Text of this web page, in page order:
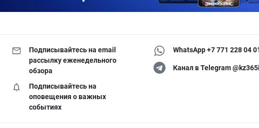
Подписывайтесь на email
рассылку еженедельного
обзора
Подписывайтесь на
оповещения о важных
событиях
WhatsApp +7 771 228 04
Канал в Telegram